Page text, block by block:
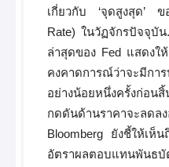
เกี่ยวกับ ‘จุดสูงสุด’ ข
Rate) ในวัฏจักรปัจจุบัน
ล่าสุดของ Fed แสดงใ
คงคาดการณ์ว่าจะมีกา
อย่างน้อยหนึ่งครั้งก่อ
กดดันด้านราคาจะล
Bloomberg ยังชี้ให้เห็
อัตราผลตอบแทนพันธบั